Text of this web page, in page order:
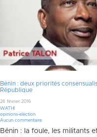
Bénin : deux priorités
République
26 février 2016
WATHI
opinions-election
Aucun commentaire
Bénin : la foule, les militants